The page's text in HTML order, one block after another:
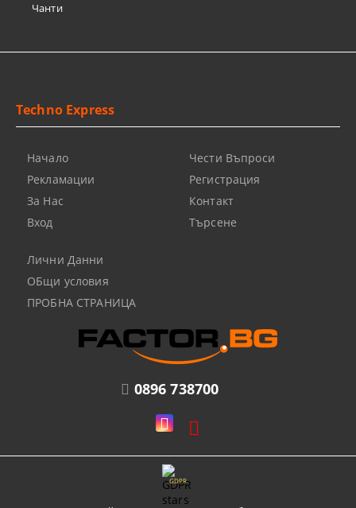
Чанти
0896 738700
Techno Express
Начало
Рекламации
За Нас
Вход
Чести Въпроси
Регистрация
Контакт
Търсене
Лични Данни
ОБщи условия
ПРОБНА СТРАНИЦА
GDPR